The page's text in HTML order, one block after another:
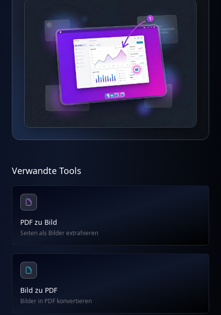
Verwandte Tools
PDF zu Bild
Seiten als Bilder extrahieren
Bild zu PDF
Bilder in PDF konvertieren